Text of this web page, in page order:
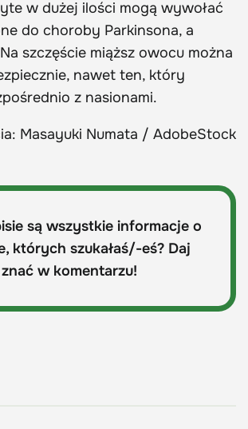
w dużej ilości mogą wywołać
do choroby Parkinsona, a
szczęście miąższ owocu można
nawet ten, który
z nasionami.
Masayuki Numata / AdobeStock
są wszystkie informacje o
których szukałaś/-eś? Daj
znać w komentarzu!